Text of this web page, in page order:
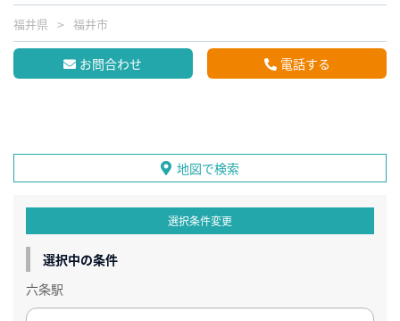
福井県 福井市
お問合わせ 電話する
地図で検索
選択条件変更
選択中の条件
六条駅